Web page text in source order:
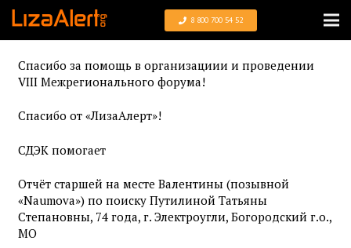
8 800 700 54 52
Спасибо за помощь в организациии и проведении
VIII Межрегионального форума!
Спасибо от «ЛизаАлерт»!
СДЭК помогает
Отчёт старшей на месте Валентины (позывной
«Naumova») по поиску Путилиной Татьяны
Степановны, 74 года, г. Электроугли, Богородский г.о.,
МО